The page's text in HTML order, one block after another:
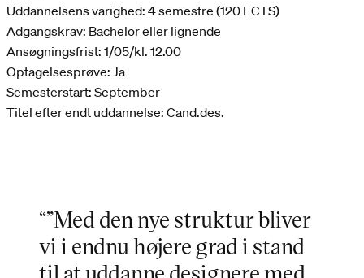
Uddannelsens varighed: 4 semestre (120 ECTS)
Adgangskrav: Bachelor eller lignende
Ansøgningsfrist: 1/05/kl. 12.00
Optagelsesprøve: Ja
Semesterstart: September
Titel efter endt uddannelse: Cand.des.
“”Med den nye struktur bliver
vi i endnu højere grad i stand
til at uddanne designere med